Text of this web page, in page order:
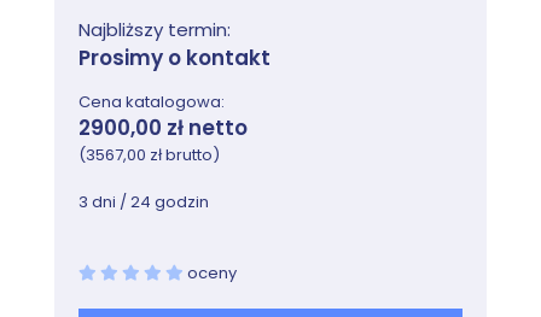
Lab: Wdrażanie infrastruktury zasad grup
Tworzenie i konfigurowanie GPO
Lab: Rozwiązywanie problemów z infrastrukturą
zasad grup
Weryfikacja stosowania GPO
Najbliższy termin:
Prosimy o kontakt
Cena katalogowa:
2900,00 zł netto
(3567,00 zł brutto)
3 dni / 24 godzin
oceny